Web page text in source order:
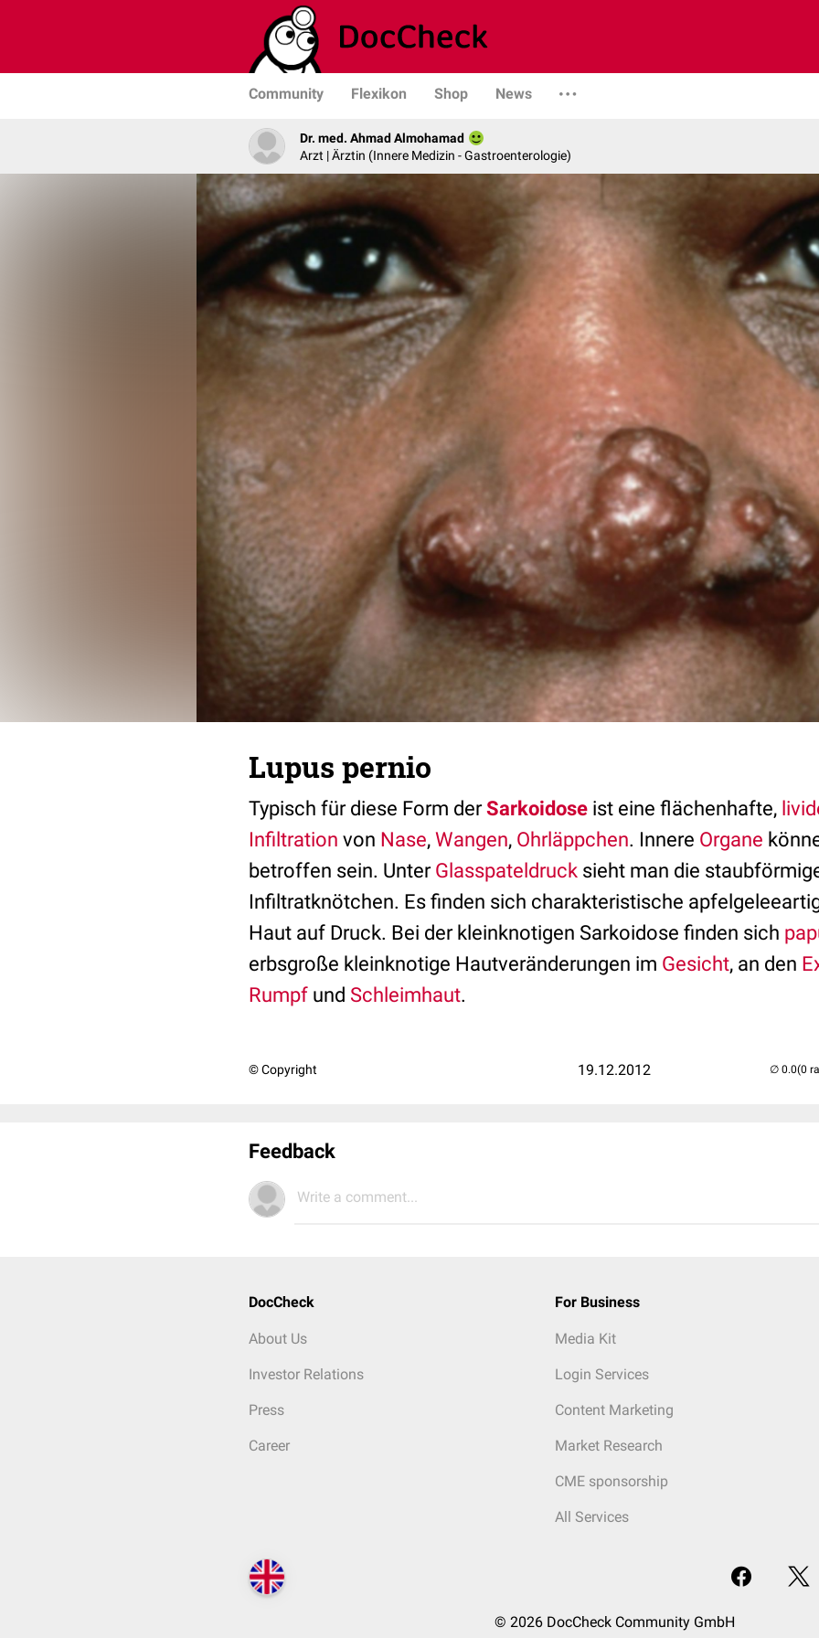
Community Flexikon Shop News
Dr. med. Ahmad Almohamad
Arzt | Ärztin (Innere Medizin - Gastroenterologie)
Lupus pernio
Typisch für diese Form derSarkoidose ist eine flächenhafte,
Infiltration von Nase, Wangen, Ohrläppchen. Innere Organe
betroffen sein. Unter Glasspateldruck sieht man die
Infiltratknötchen. Es finden sich charakteristische
Haut auf Druck. Bei der kleinknotigen Sarkoidose finden sich
erbsgroße kleinknotige Hautveränderungen im Gesicht, an den
Rumpf und Schleimhaut.
© Copyright 19.12.2012 (0
Feedback
Write a comment...
DocCheck
About Us
Investor Relations
Press
Career
For Business
Media Kit
Login Services
Content Marketing
Market Research
CME sponsorship
All Services
© 2026 DocCheck Community GmbH